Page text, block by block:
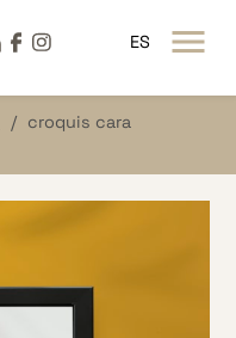
ES
LinkeDin
FacebookInstagram
croquis cara